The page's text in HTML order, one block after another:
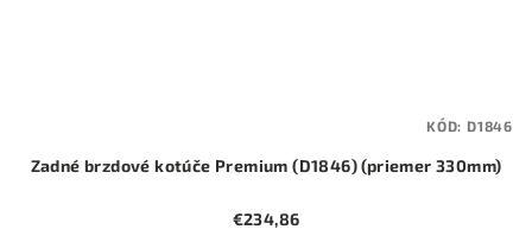
Zadné brzdové kotúče Premium (D1846) (priemer 330mm)
€234,86
KÓD: D1846